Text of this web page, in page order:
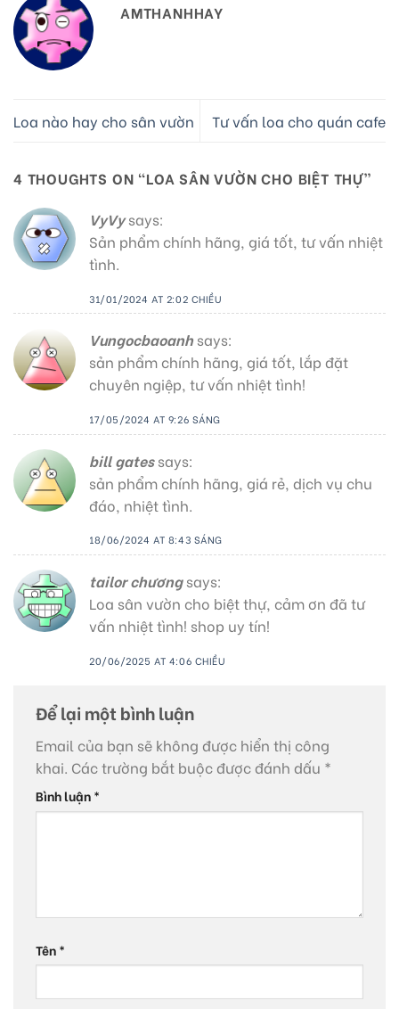
AMTHANHHAY
Loa nào hay cho sân vườn Tư vấn loa cho quán cafe
4 THOUGHTS ON “LOA SÂN VƯỜN CHO BIỆT THỰ”
VyVy says:
Sản phẩm chính hãng, giá tốt, tư vấn nhiệt
tình.
31/01/2024 AT 2:02 CHIỀU
Vungocbaoanh says:
sản phẩm chính hãng, giá tốt, lắp đặt
chuyên ngiệp, tư vấn nhiệt tình!
17/05/2024 AT 9:26 SÁNG
bill gates says:
sản phẩm chính hãng, giá rẻ, dịch vụ chu
đáo, nhiệt tình.
18/06/2024 AT 8:43 SÁNG
tailor chương says:
Loa sân vườn cho biệt thự, cảm ơn đã tư
vấn nhiệt tình! shop uy tín!
20/06/2025 AT 4:06 CHIỀU
Để lại một bình luận
Email của bạn sẽ không được hiển thị công
khai. Các trường bắt buộc được đánh dấu *
Bình luận*
Tên*